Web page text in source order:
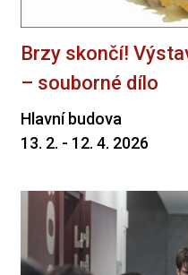
Brzy skončí!
– souborné dílo
Hlavní budova
13. 2. - 12. 4. 2026